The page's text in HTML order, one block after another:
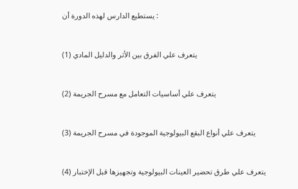
يستطيع الدارس لهذه الدورة أن :
(1) يتعرف علي الفرق بين الأثر والدليل المادي
(2) يتعرف علي أساسيات التعامل مع مسرح الجريمة
(3) يتعرف علي أنواع البقع البيولوجية الموجودة في مسرح الجريمة
(4) يتعرف علي طرق تحضير العينات البيولوجية وتجهيزها قبل الإختبار